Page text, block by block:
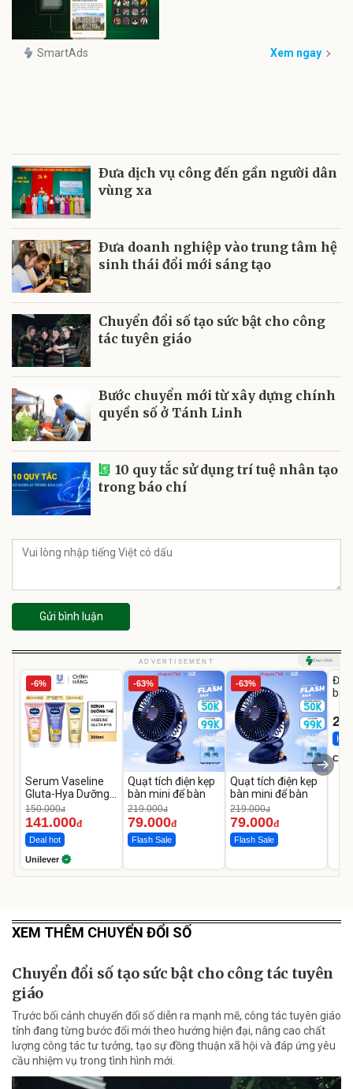
SmartAds Xem ngay
Ðưa dịch vụ công đến gần người dân
vùng xa
Ðưa doanh nghiệp vào trung tâm hệ
sinh thái đổi mới sáng tạo
Chuyển đổi số tạo sức bật cho công
tác tuyên giáo
Bước chuyển mới từ xây dựng chính
quyền số ở Tánh Linh
10 quy tắc sử dụng trí tuệ nhân tạo
trong báo chí
Gửi bình luận
ADVERTISEMENT
-6%
Serum Vaseline
Gluta-Hya Dưỡng
Da Sáng Mịn Sau 7
Ngày
150.000đ
141.000đ
Deal hot
Unilever
-63%
Quạt tích điện kẹp
bàn mini để bàn
219.000đ
79.000đ
Flash Sale
-63%
Quạt tích điện kẹp
bàn mini để bàn
219.000đ
79.000đ
Flash Sale
Đai
bé
Hot
XEM THÊM CHUYỂN ĐỔI SỐ
Chuyển đổi số tạo sức bật cho công tác tuyên
giáo
Trước bối cảnh chuyển đổi số diễn ra mạnh mẽ, công tác tuyên giáo
tỉnh đang từng bước đổi mới theo hướng hiện đại, nâng cao chất
lượng công tác tư tưởng, tạo sự đồng thuận xã hội và đáp ứng yêu
cầu nhiệm vụ trong tình hình mới.